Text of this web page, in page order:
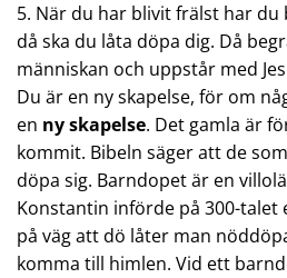
5. När du har blivit frälst har
då ska du låta döpa dig. Då
människan och uppstår med
Du är en ny skapelse, för om
en ny skapelse. Det gamla är
kommit. Bibeln säger att de
döpa sig. Barndopet är en
Konstantin införde på 300-talet
på väg att dö låter man
komma till himlen. Vid ett